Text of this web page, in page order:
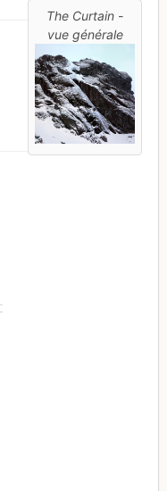
The Curtain -
vue générale